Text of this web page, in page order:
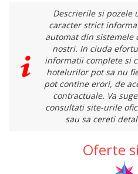
Descrierile si pozele
caracter strict
automat din
nostri. In ciuda
informatii complete si
hotelurilor pot sa nu
pot contine erori, de
contractuale. Va
consultati site-urile
sau sa cereti
Oferte